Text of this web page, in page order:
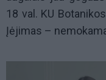
18 val. KU
Įėjimas –